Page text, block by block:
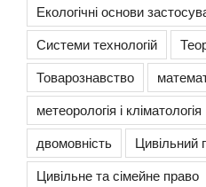
Екологічні основи
Системи технологій
Товарознавство
метеорологія і кліматологія
двомовність
Цивільний
Цивільне та сімейне право